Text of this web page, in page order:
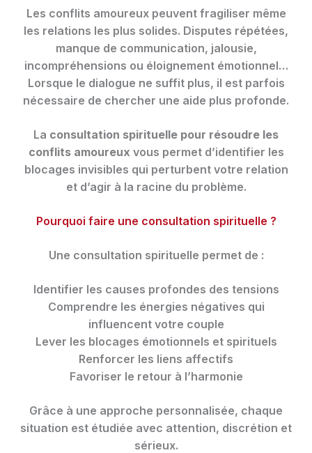
Les conflits amoureux peuvent fragiliser même
les relations les plus solides. Disputes répétées,
manque de communication, jalousie,
incompréhensions ou éloignement émotionnel…
Lorsque le dialogue ne suffit plus, il est parfois
nécessaire de chercher une aide plus profonde.
La consultation spirituelle pour résoudre les
conflits amoureux vous permet d’identifier les
blocages invisibles qui perturbent votre relation
et d’agir à la racine du problème.
Pourquoi faire une consultation spirituelle ?
Une consultation spirituelle permet de :
Identifier les causes profondes des tensions
Comprendre les énergies négatives qui
influencent votre couple
Lever les blocages émotionnels et spirituels
Renforcer les liens affectifs
Favoriser le retour à l’harmonie
Grâce à une approche personnalisée, chaque
situation est étudiée avec attention, discrétion et
sérieux.